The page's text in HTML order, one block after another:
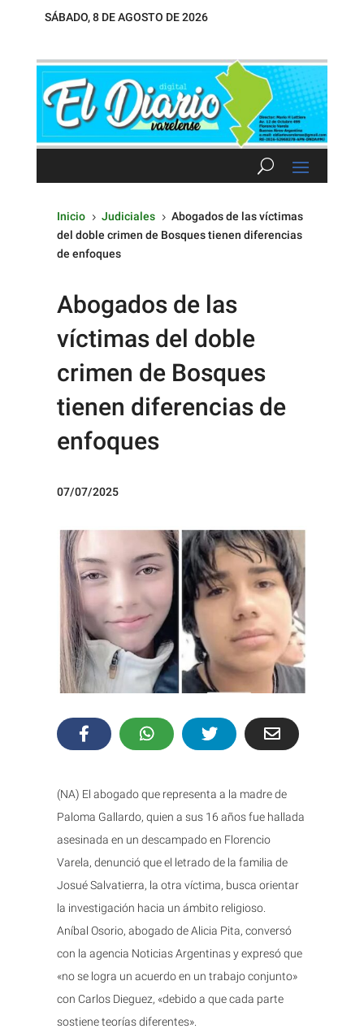
SÁBADO, 8 DE AGOSTO DE 2026
Inicio 5 Judiciales 5 Abogados de las víctimas
del doble crimen de Bosques tienen diferencias
de enfoques
Abogados de las
víctimas del doble
crimen de Bosques
tienen diferencias de
enfoques
07/07/2025
(NA) El abogado que representa a la madre de
Paloma Gallardo, quien a sus 16 años fue hallada
asesinada en un descampado en Florencio
Varela, denunció que el letrado de la familia de
Josué Salvatierra, la otra víctima, busca orientar
la investigación hacia un ámbito religioso.
Aníbal Osorio, abogado de Alicia Pita, conversó
con la agencia Noticias Argentinas y expresó que
«no se logra un acuerdo en un trabajo conjunto»
con Carlos Dieguez, «debido a que cada parte
sostiene teorías diferentes».